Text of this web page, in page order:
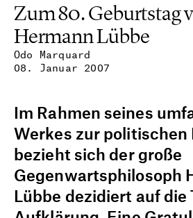
Odo Marquard
08. Januar 2007
Zum 80. Geburtstag
Hermann Lübbe
Im Rahmen seines
Werkes zur politischen
bezieht sich der große
Gegenwartsphilosoph
Lübbe dezidiert auf die